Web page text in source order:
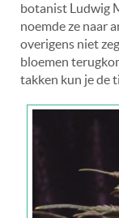
botanist Ludwig
noemde ze naar
overigens niet
bloemen
takken kun je de